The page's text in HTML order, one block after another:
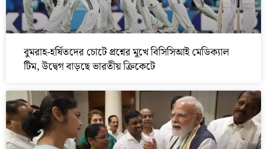
বুমরাহ-হর্ষিতদের চোটে প্রশ্নের মুখে বিসিসিআই মেডিক্যাল
টিম, উদ্বেগ বাড়ছে ভারতীয় ক্রিকেটে